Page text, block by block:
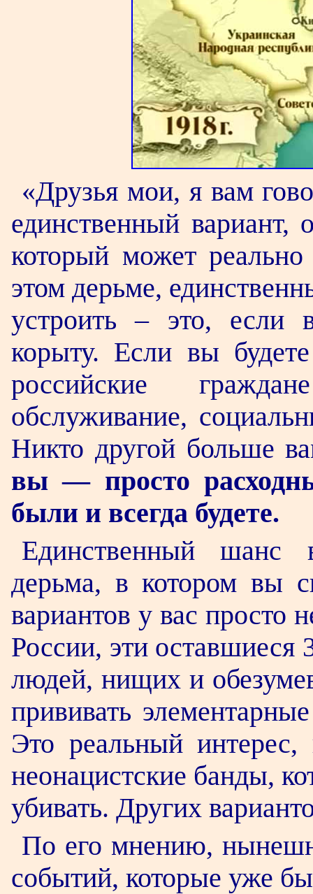
«Друзья мои, я вам
единственный вариант,
который может
этом дерьме,
устроить – это, если
корыту. Если вы
российские
обслуживание,
Никто другой больше
вы — просто
были и всегда будете.
Единственный шанс
дерьма, в котором вы
вариантов у вас просто
России, эти
людей, нищих и
прививать
Это реальный
неонацистские банды,
убивать. Других
По его мнению,
событий, которые уже